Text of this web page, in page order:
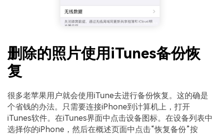
删除的照片使用iTunes备份恢
复
很多老苹果用户就会使用iTune去进行备份恢复。这的确是
个省钱的办法。只需要连接iPhone到计算机上，打开
iTunes软件。在iTunes界面中点击设备图标。在设备列表中
选择你的iPhone，然后在概述页面中点击“恢复备份”按